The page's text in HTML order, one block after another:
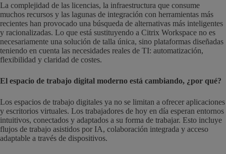
La complejidad de las licencias, la infraestructura que consume
muchos recursos y las lagunas de integración con herramientas más
recientes han provocado una búsqueda de alternativas más inteligentes
y racionalizadas. Lo que está sustituyendo a Citrix Workspace no es
necesariamente una solución de talla única, sino plataformas diseñadas
teniendo en cuenta las necesidades reales de TI: automatización,
flexibilidad y claridad de costes.
El espacio de trabajo digital moderno está cambiando, ¿por qué?
Los espacios de trabajo digitales ya no se limitan a ofrecer aplicaciones
y escritorios virtuales. Los trabajadores de hoy en día esperan entornos
intuitivos, conectados y adaptados a su forma de trabajar. Esto incluye
flujos de trabajo asistidos por IA, colaboración integrada y acceso
adaptable a través de dispositivos.